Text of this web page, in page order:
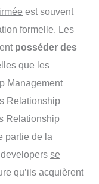
est souvent
formelle. Les
posséder des
que les
Management
Relationship
Relationship
partie de la
se
qu’ils acquièrent